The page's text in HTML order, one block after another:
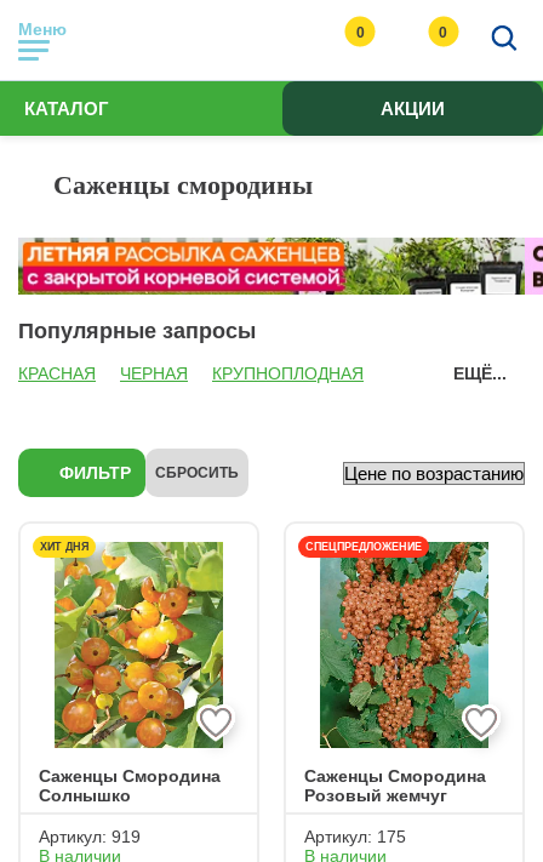
Меню 0 0
КАТАЛОГ АКЦИИ
Саженцы смородины
Популярные запросы
КРАСНАЯ ЧЕРНАЯ КРУПНОПЛОДНАЯ ЕЩЁ...
ФИЛЬТР СБРОСИТЬ
ХИТ ДНЯ
Саженцы Смородина
Солнышко
Артикул: 919
В наличии
СПЕЦПРЕДЛОЖЕНИЕ
Саженцы Смородина
Розовый жемчуг
Артикул: 175
В наличии